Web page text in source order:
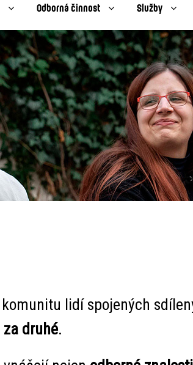
Odborná činnost Služby
lidí spojených
druhé.